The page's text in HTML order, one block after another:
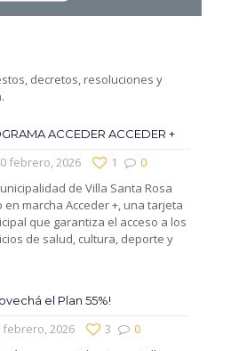
decretos, resoluciones y
ACCEDER ACCEDER +
febrero, 2026 0
1
de Villa Santa Rosa
en marcha Acceder +, una tarjeta
que garantiza el acceso a los
de salud, cultura, deporte y
el Plan 55%!
febrero, 2026 0
3